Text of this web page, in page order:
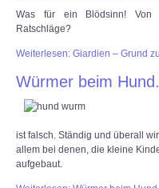
Was für ein Blödsinn! Von
Ratschläge?
Weiterlesen: Giardien – Grund
Würmer beim
ist falsch. Ständig und überall
allem bei denen, die kleine
aufgebaut.